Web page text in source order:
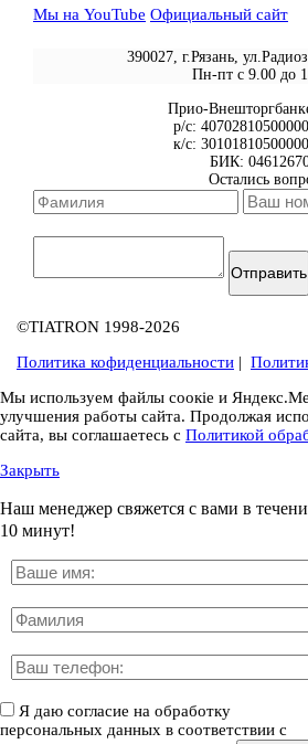
Мы на YouTube Официальный сайт
390027, г.Рязань,
Пн-пт с 9.00 до
Прио-
р/с:
к/с:
БИК:
Остались
Отправить
©TIATRON 1998-2026
Политика кофиденциальности |
Мы используем файлы соокіе и
улучшения работы сайта. Продолжая
сайта, вы соглашаетесь с Политикой
Закрыть
Наш менеджер свяжется с вами в
10 минут!
Я даю согласие на обработку
персональных данных в соответствии с